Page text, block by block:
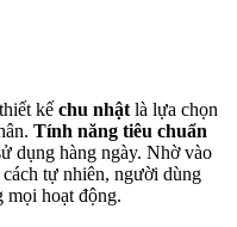
kế chu nhật là lựa chọn
Tính năng tiêu chuẩn
dụng hàng ngày. Nhờ vào
tự nhiên, người dùng
mọi hoạt động.